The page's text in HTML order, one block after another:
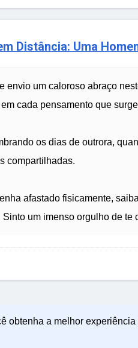
obtenha a melhor
Distância: Uma
envio um caloroso abraço
cada pensamento que
os dias de outrora,
compartilhadas.
afastado fisicamente,
um imenso orgulho de te